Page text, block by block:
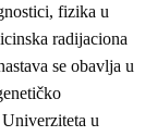
fizika u
radijaciona
se obavlja u
u